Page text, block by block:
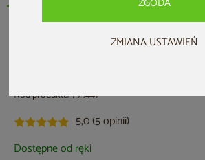
ZMIANA USTAWIEŃ
Kod produktu: 795441
5,0 (5 opinii)
Dostępne od ręki